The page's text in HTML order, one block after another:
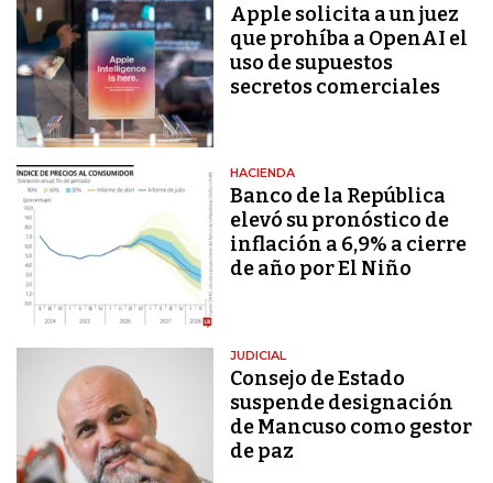
Apple solicita a un juez
que prohíba a OpenAI el
uso de supuestos
secretos comerciales
HACIENDA
Banco de la República
elevó su pronóstico de
inflación a 6,9% a cierre
de año por El Niño
JUDICIAL
Consejo de Estado
suspende designación
de Mancuso como gestor
de paz